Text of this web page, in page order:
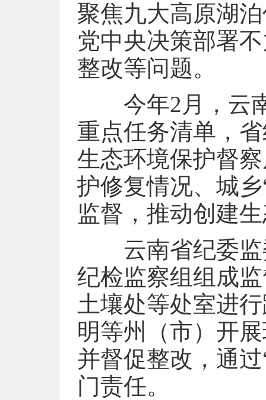
聚焦九大高原湖
党中央决策部署
整改等问题。
今年2月，云南
重点任务清单，
生态环境保护督
护修复情况、城
监督，推动创建
云南省纪委监
纪检监察组组成
土壤处等处室进
明等州（市）开
并督促整改，通
门责任。